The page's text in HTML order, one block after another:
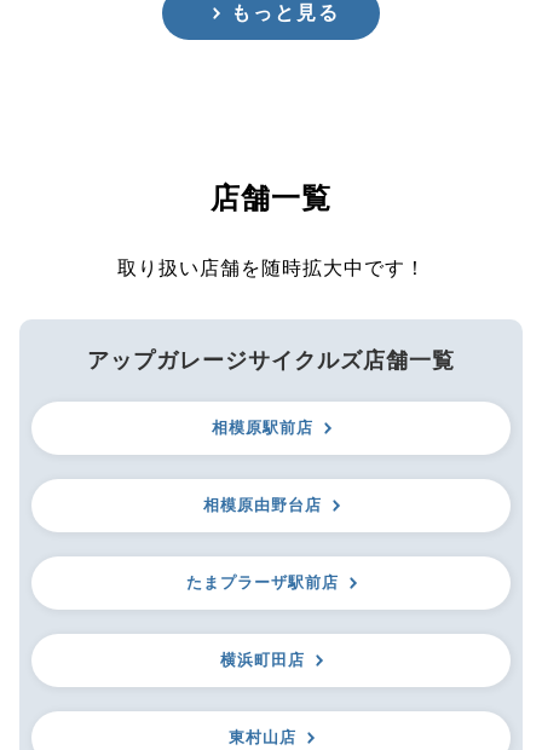
もっと見る
店舗一覧
取り扱い店舗を随時拡大中です！
アップガレージサイクルズ店舗一覧
相模原駅前店
相模原由野台店
たまプラーザ駅前店
横浜町田店
東村山店